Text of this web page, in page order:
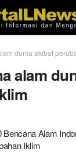
dunia akibat
alam
Bencana Alam
Iklim